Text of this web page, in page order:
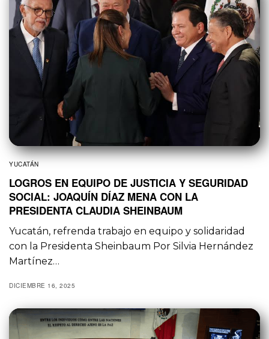
YUCATÁN
LOGROS EN EQUIPO DE JUSTICIA Y SEGURIDAD
SOCIAL: JOAQUÍN DÍAZ MENA CON LA
PRESIDENTA CLAUDIA SHEINBAUM
Yucatán, refrenda trabajo en equipo y solidaridad
con la Presidenta Sheinbaum Por Silvia Hernández
Martínez…
DICIEMBRE 16, 2025